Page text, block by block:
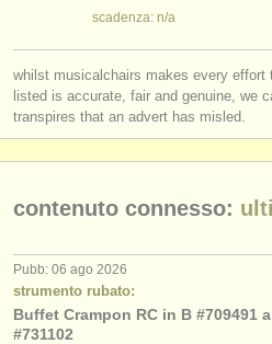
orchestre giovanili
riguardo musicalchairs
contattaci
editori:
pubblica con noi
scadenza: n/a
whilst musicalchairs makes every effort
listed is accurate, fair and genuine, we
transpires that an advert has misled.
contenuto connesso:
Pubb: 06 ago 2026
strumento rubato:
Buffet Crampon RC in B #709491
#731102